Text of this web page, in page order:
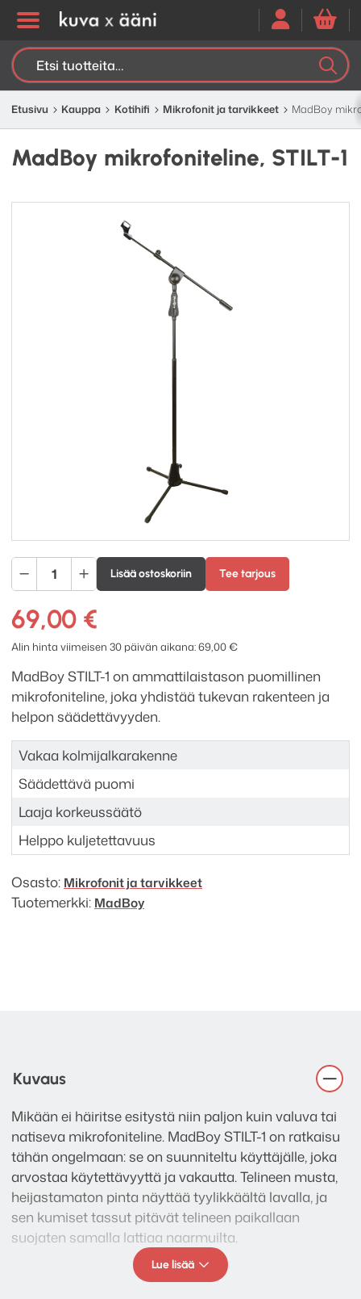
Etsi:
Etusivu Kauppa Kotihifi Mikrofonit ja tarvikkeet MadBoy
MadBoy mikrofoniteline, STILT-1
MadBoy
mikrofoniteline,
STILT-
1
määrä
Lisää ostoskoriin Tee tarjous
69,00 €
Alin hinta viimeisen 30 päivän aikana:69,00€
MadBoy STILT-1 on ammattilaistason puomillinen
mikrofoniteline, joka yhdistää tukevan rakenteen ja
helpon säädettävyyden.
Vakaa kolmijalkarakenne
Säädettävä puomi
Laaja korkeussäätö
Helppo kuljetettavuus
Osasto: Mikrofonit ja tarvikkeet
Tuotemerkki: MadBoy
Kuvaus
Mikään ei häiritse esitystä niin paljon kuin valuva tai
natiseva mikrofoniteline. MadBoy STILT-1 on ratkaisu
tähän ongelmaan: se on suunniteltu käyttäjälle, joka
arvostaa käytettävyyttä ja vakautta. Telineen musta,
heijastamaton pinta näyttää tyylikkäältä lavalla, ja
sen kumiset tassut pitävät telineen paikallaan
suojaten samalla lattiaa naarmuilta.
STILT-1 tarjoaa poikkeuksellista joustavuutta
Lue lisää